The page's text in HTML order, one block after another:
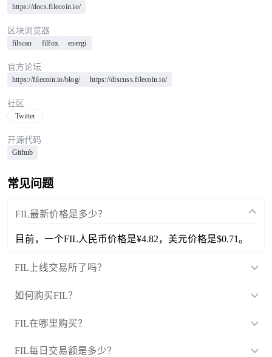
https://docs.filecoin.io/
区块浏览器
filscan filfox energi
官方论坛
https://filecoin.io/blog/ https://discuss.filecoin.io/
社区
Twitter
开源代码
Github
常见问题
FIL最新价格是多少？
目前，一个FIL人民币价格是¥4.82，美元价格是$0.71。
FIL上线交易所了吗？
如何购买FIL？
FIL在哪里购买？
FIL每日交易额是多少？